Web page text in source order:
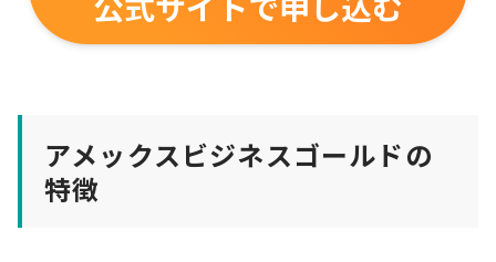
アメックスビジネスゴールドの
特徴